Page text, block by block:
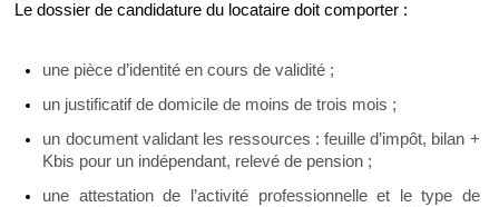
Le dossier de candidature du locataire doit comporter :
une pièce d’identité en cours de validité ;
un justificatif de domicile de moins de trois mois ;
un document validant les ressources : feuille d’impôt, bilan +
Kbis pour un indépendant, relevé de pension ;
une attestation de l’activité professionnelle et le type de